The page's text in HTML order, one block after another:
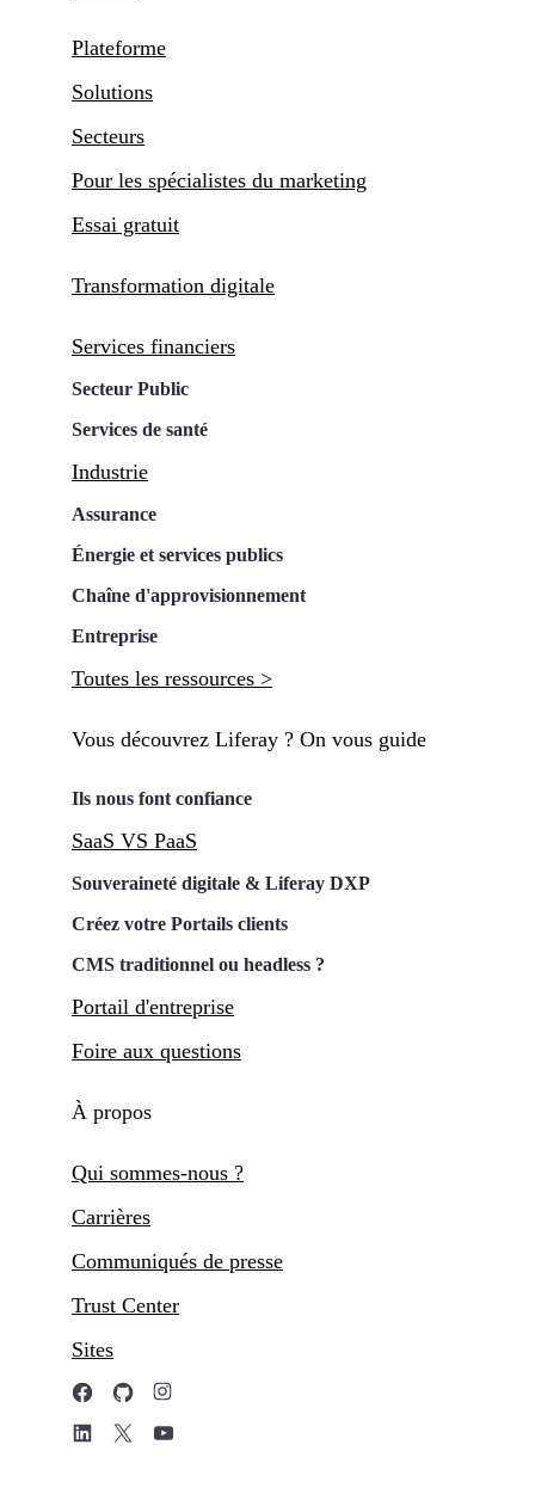
Plateforme
Solutions
Secteurs
Pour les spécialistes du marketing
Essai gratuit
Transformation digitale
Services financiers
Secteur Public
Services de santé
Industrie
Assurance
Énergie et services publics
Chaîne d'approvisionnement
Entreprise
Toutes les ressources >
Vous découvrez Liferay ? On vous guide
Ils nous font confiance
SaaS VS PaaS
Souveraineté digitale & Liferay DXP
Créez votre Portails clients
CMS traditionnel ou headless ?
Portail d'entreprise
Foire aux questions
À propos
Qui sommes-nous ?
Carrières
Communiqués de presse
Trust Center
Sites